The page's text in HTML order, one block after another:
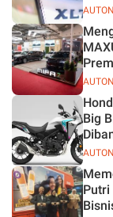
Big
Putri